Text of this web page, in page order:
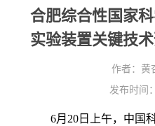
合肥综合性国家
实验装置关键技
作者： 黄
发布时间
6月 20 日上午，中国